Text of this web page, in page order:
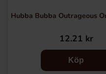
Hubba Bubba Outrageous
12.21 kr
Köp